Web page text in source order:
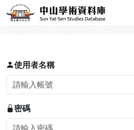
跳到主要內容
中山學術資料庫
登入
使用者名稱
密碼